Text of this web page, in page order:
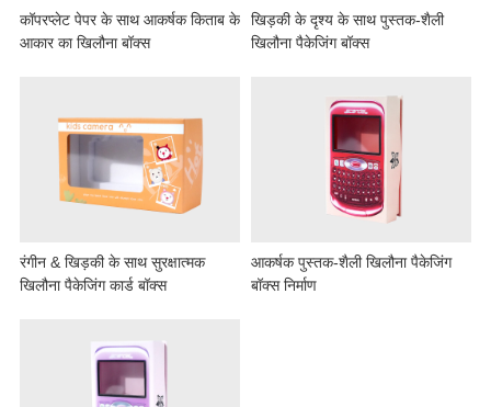
कॉपरप्लेट पेपर के साथ आकर्षक किताब के
आकार का खिलौना बॉक्स
खिड़की के दृश्य के साथ पुस्तक-शैली
खिलौना पैकेजिंग बॉक्स
रंगीन & खिड़की के साथ सुरक्षात्मक
खिलौना पैकेजिंग कार्ड बॉक्स
आकर्षक पुस्तक-शैली खिलौना पैकेजिंग
बॉक्स निर्माण